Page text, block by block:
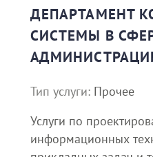
ДЕПАРТАМЕНТ
СИСТЕМЫ В
Тип услуги: Прочее
Услуги по
информационных